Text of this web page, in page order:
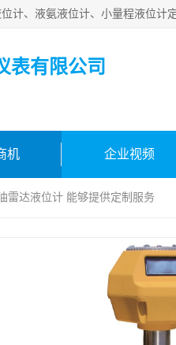
表有限公司
机 企业视频
雷达液位计 能够提供定制服务